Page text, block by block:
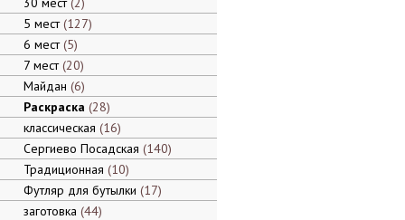
5 мест 127
6 мест 5
7 мест 20
Майдан 6
Раскраска 28
классическая 16
Сергиево Посадская 140
Традиционная 10
Футляр для бутылки 17
заготовка 44